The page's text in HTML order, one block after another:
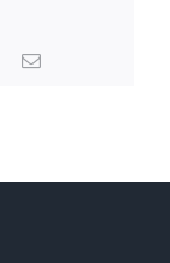
PinterestEmail